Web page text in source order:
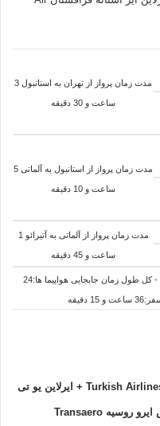
مدت زمان پرواز از تهران به استانبول 3
ساعت و 30 دقیقه
مدت زمان پرواز از استانبول به آلماتی 5
ساعت و 10 دقیقه
مدت زمان پرواز از آلماتی به آتیرائو 1
ساعت و 45 دقیقه
کل طول زمان پرواز در هوا:11 ساعت و 45 دقیقه - کل طول زمان جابجایی هواپیما ها:24
Turkish Airlines + ایرلاین یو تی
ایر روسیه UT Air Airlines + ایرلاین ترنس ایرو روسیه Transaero